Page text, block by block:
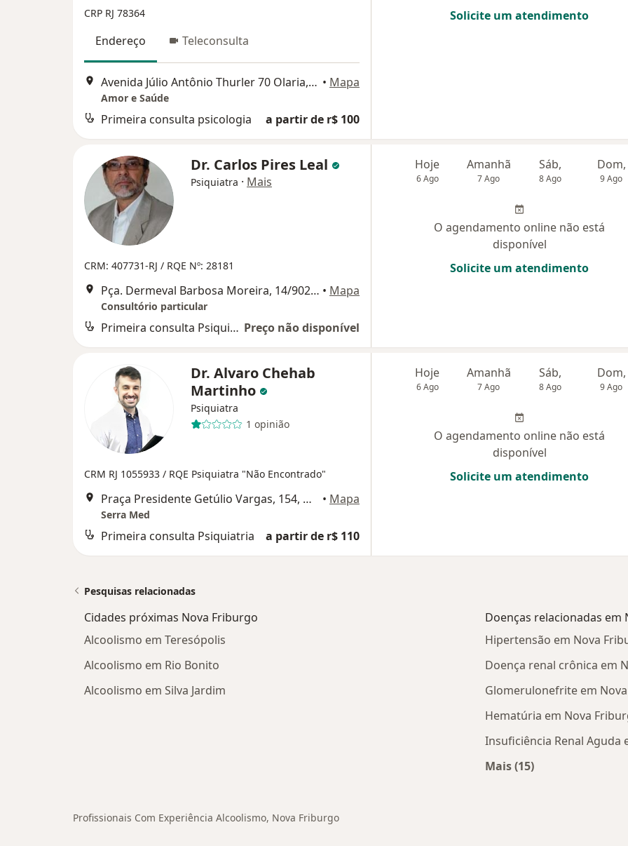
CRP RJ 78364
Endereço Teleconsulta
Avenida Júlio Antônio Thurler 70 Olaria, Nova Friburgo • Mapa
Amor e Saúde
Primeira consulta psicologia a partir de r$ 100
Solicite um atendimento
Dr. Carlos Pires Leal
Psiquiatra · Mais
CRM: 407731-RJ / RQE Nº: 28181
Pça. Dermeval Barbosa Moreira, 14/902, Nova Friburgo • Mapa
Consultório particular
Primeira consulta Psiquiatria Preço não disponível
Hoje
6 Ago
Amanhã
7 Ago
Sáb,
8 Ago
Dom,
9 Ago
O agendamento online não está
disponível
Solicite um atendimento
Dr. Alvaro Chehab
Martinho
Psiquiatra
1 opinião
CRM RJ 1055933 / RQE Psiquiatra "Não Encontrado"
Praça Presidente Getúlio Vargas, 154, Nova Friburgo • Mapa
Serra Med
Primeira consulta Psiquiatria a partir de r$ 110
Hoje
6 Ago
Amanhã
7 Ago
Sáb,
8 Ago
Dom,
9 Ago
O agendamento online não está
disponível
Solicite um atendimento
Pesquisas relacionadas
Cidades próximas Nova Friburgo
Alcoolismo em Teresópolis
Alcoolismo em Rio Bonito
Alcoolismo em Silva Jardim
Doenças relacionadas em
Hipertensão em Nova
Doença renal crônica em
Glomerulonefrite em
Hematúria em Nova
Insuficiência Renal Aguda
Mais (15)
Profissionais Com Experiência Alcoolismo, Nova Friburgo